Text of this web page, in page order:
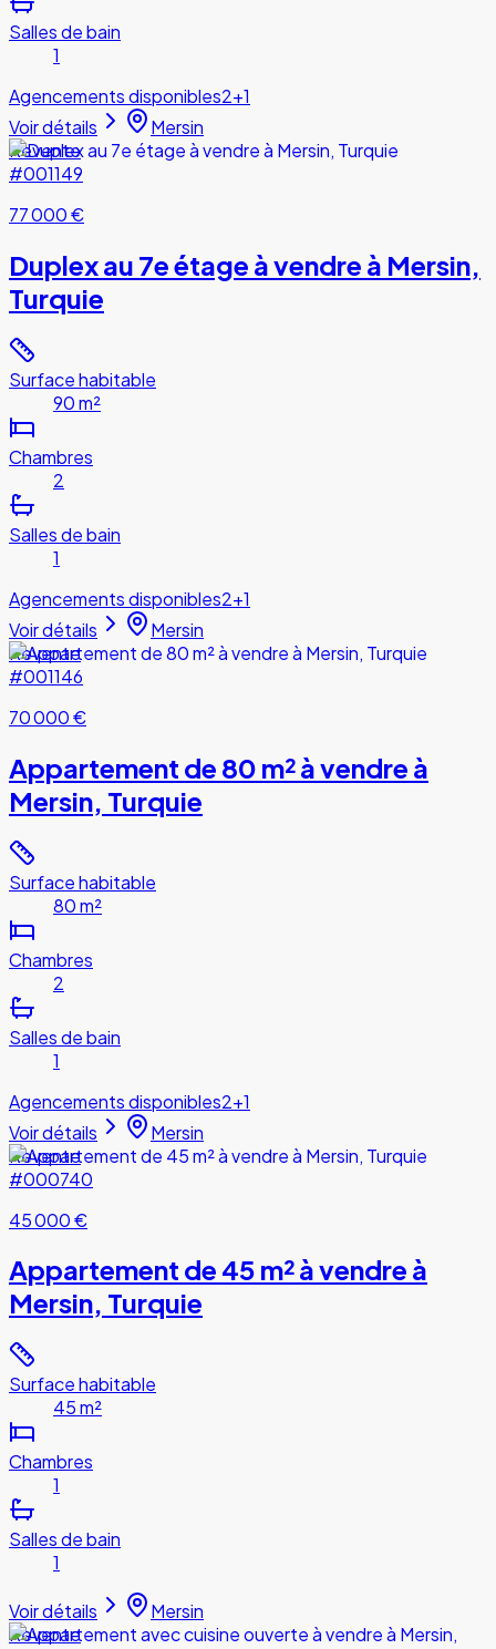
Salles de bain
1
Agencements disponibles2+1
Voir détails
Mersin
Revente
#001149
77 000 €
Duplex au 7e étage à vendre à Mersin,
Turquie
Surface habitable
90 m²
Chambres
2
Salles de bain
1
Agencements disponibles2+1
Voir détails
Mersin
Revente
#001146
70 000 €
Appartement de 80 m² à vendre à
Mersin, Turquie
Surface habitable
80 m²
Chambres
2
Salles de bain
1
Agencements disponibles2+1
Voir détails
Mersin
Revente
#000740
45 000 €
Appartement de 45 m² à vendre à
Mersin, Turquie
Surface habitable
45 m²
Chambres
1
Salles de bain
1
Voir détails
Mersin
Revente